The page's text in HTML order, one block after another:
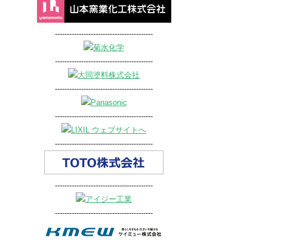
-----------------------------------------
-----------------------------------------
-----------------------------------------
-----------------------------------------
-----------------------------------------
-----------------------------------------
-----------------------------------------